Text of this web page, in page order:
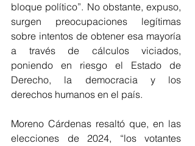
bloque político”. No obstante, expuso,
surgen preocupaciones legítimas
sobre intentos de obtener esa mayoría
a través de cálculos viciados,
poniendo en riesgo el Estado de
Derecho, la democracia y los
derechos humanos en el país.
Moreno Cárdenas resaltó que, en las
elecciones de 2024, “los votantes